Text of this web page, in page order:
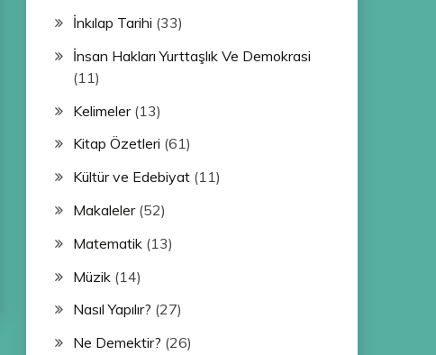
İnkılap Tarihi (33)
İnsan Hakları Yurttaşlık Ve Demokrasi
(11)
Kelimeler(13)
Kitap Özetleri (61)
Kültür ve Edebiyat(11)
Makaleler(52)
Matematik(13)
Müzik(14)
Nasıl Yapılır? (27)
Ne Demektir? (26)